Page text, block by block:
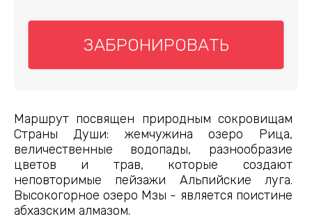
ЗАБРОНИРОВАТЬ
Маршрут посвящен природным сокровищам
Страны Души: жемчужина озеро Рица,
величественные водопады, разнообразие
цветов и трав, которые создают
неповторимые пейзажи Альпийские луга.
Высокогорное озеро Мзы - является поистине
абхазским алмазом.